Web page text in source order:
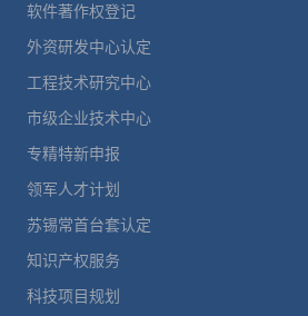
软件著作权登记
外资研发中心认定
工程技术研究中心
市级企业技术中心
专精特新申报
领军人才计划
苏锡常首台套认定
知识产权服务
科技项目规划